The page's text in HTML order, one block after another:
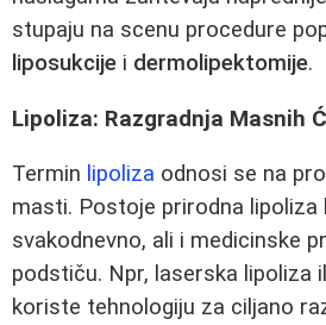
stupaju na scenu procedure
liposukcije i dermolipektomije.
Lipoliza: Razgradnja Masnih
Termin lipoliza odnosi se na
masti. Postoje prirodna lipoliza
svakodnevno, ali i medicinske
podstiču. Npr, laserska lipoliza
koriste tehnologiju za ciljano